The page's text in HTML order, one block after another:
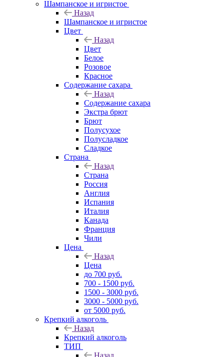
Шампанское и игристое
Назад
Шампанское и игристое
Цвет
Назад
Цвет
Белое
Розовое
Красное
Содержание сахара
Назад
Содержание сахара
Экстра брют
Брют
Полусухое
Полусладкое
Сладкое
Страна
Назад
Страна
Россия
Англия
Испания
Италия
Канада
Франция
Чили
Цена
Назад
Цена
до 700 руб.
700 - 1500 руб.
1500 - 3000 руб.
3000 - 5000 руб.
от 5000 руб.
Крепкий алкоголь
Назад
Крепкий алкоголь
ТИП
Назад